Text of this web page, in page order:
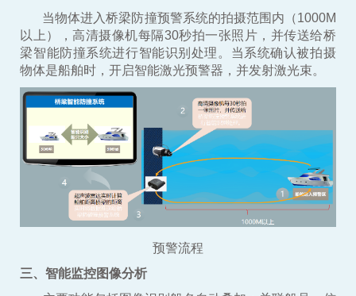
当物体进入桥梁防撞预警系统的拍摄范围内（1000M
以上），高清摄像机每隔30秒拍一张照片，并传送给桥
梁智能防撞系统进行智能识别处理。当系统确认被拍摄
物体是船舶时，开启智能激光预警器，并发射激光束。
预警流程
三、智能监控图像分析